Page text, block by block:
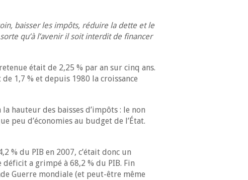
baisser les impôts, réduire la dette et le
qu’à l’avenir il soit interdit de financer
était de 2,25 % par an sur cinq ans.
1,7 % et depuis 1980 la croissance
hauteur des baisses d’impôts : le non
peu d’économies au budget de l’État.
% du PIB en 2007, c’était donc un
a grimpé à 68,2 % du PIB. Fin
Guerre mondiale (et peut-être même